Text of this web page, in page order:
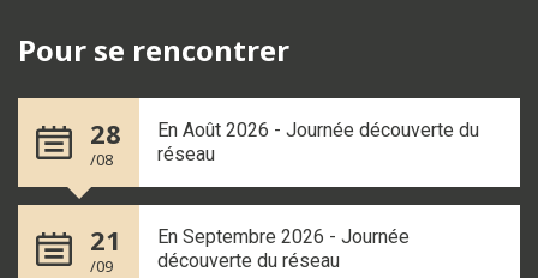
Pour se rencontrer
28
/08
En Août 2026 - Journée découverte du
réseau
21
/09
En Septembre 2026 - Journée
découverte du réseau